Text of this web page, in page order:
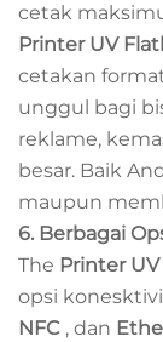
cetak
Printer UV
cetakan
unggul bagi
reklame,
besar. Baik
maupun
6. Berbagai
The Printer
opsi
NFC , dan